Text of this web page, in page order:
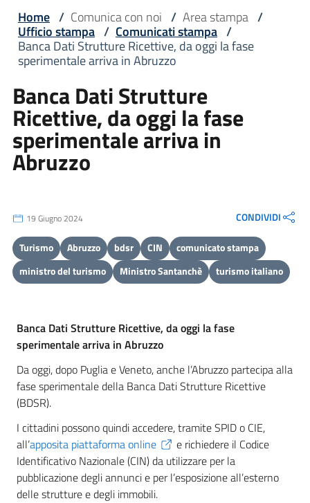
Home / Comunica con noi / Area stampa /
Ufficio stampa / Comunicati stampa /
Banca Dati Strutture Ricettive, da oggi la fase
sperimentale arriva in Abruzzo
Banca Dati Strutture
Ricettive, da oggi la fase
sperimentale arriva in
Abruzzo
19 Giugno 2024 CONDIVIDI
Turismo Abruzzo bdsr CIN
comunicato stampa
ministro del turismo
Ministro Santanchè turismo italiano
Banca Dati Strutture Ricettive, da oggi la fase
sperimentale arriva in Abruzzo
Da oggi, dopo Puglia e Veneto, anche l’Abruzzo partecipa alla
fase sperimentale della Banca Dati Strutture Ricettive
(BDSR).
I cittadini possono quindi accedere, tramite SPID o CIE,
all’apposita piattaforma online
e richiedere il Codice
Identificativo Nazionale (CIN) da utilizzare per la
pubblicazione degli annunci e per l’esposizione all’esterno
delle strutture e degli immobili.